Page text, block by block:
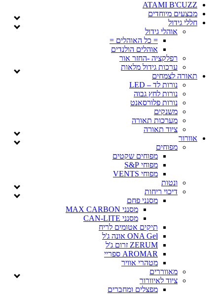
ATAMI B'CUZZ
מבצעים מיוחדים
חללי גידול
אוהלי גידול
= כל האוהלים =
אוהלים הולנדים
רפלקציה -החזר אור
ערכות גידול מלאות
תאורה לצמחים
נורות לד – LED
נורות לחץ גבוה
נורות פלורסאנט
משנקים
מערכות תאורה
ציוד תאורה
אוורור
מפוחים
מפוחים שקטים
מפוחי S&P
מפוחי VENTS
ונטות
דיכוי ריחות
מסנני פחם
מסנני MAX CARBON
מסנני CAN-LITE
תיקים אטומים לריח
ONA Gel אונה ג'ל
ZERUM זרום ג'ל
AROMAR ספריי
מטהרי אוויר
מאווררים
ציוד לאיוורור
מפצלים ומחברים